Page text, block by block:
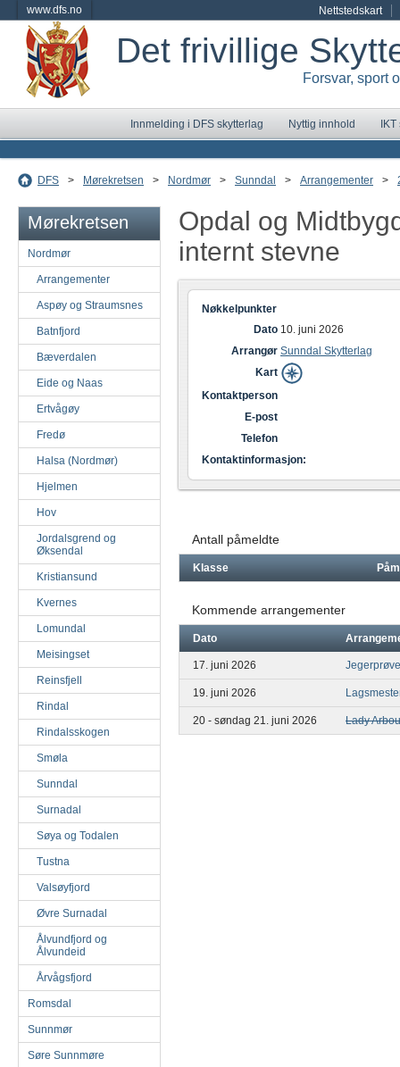
www.dfs.no Nettstedskart
Det frivillige
Forsvar, sport
Innmelding i DFS skytterlag Nyttig innhold
DFS > Mørekretsen > Nordmør > Sunndal > Arrangementer >
Mørekretsen
Nordmør
Arrangementer
Aspøy og Straumsnes
Batnfjord
Bæverdalen
Eide og Naas
Ertvågøy
Fredø
Halsa (Nordmør)
Hjelmen
Hov
Jordalsgrend og
Øksendal
Kristiansund
Kvernes
Lomundal
Meisingset
Reinsfjell
Rindal
Rindalsskogen
Smøla
Sunndal
Surnadal
Søya og Todalen
Tustna
Valsøyfjord
Øvre Surnadal
Ålvundfjord og
Ålvundeid
Årvågsfjord
Romsdal
Sunnmør
Søre Sunnmøre
Opdal og
internt stevne
Nøkkelpunkter
Dato 10. juni 2026
Arrangør Sunndal Skytterlag
Kart
Kontaktperson
E-post
Telefon
Kontaktinformasjon:
Antall påmeldte
Klasse
Kommende arrangementer
Dato
17. juni 2026 Jegerprøve
19. juni 2026
20 - søndag 21. juni 2026 Lady